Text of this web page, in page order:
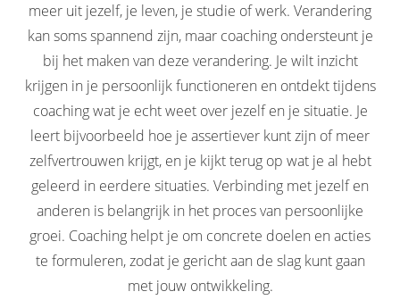
meer uit jezelf, je leven, je studie of werk. Verandering
kan soms spannend zijn, maar coaching ondersteunt je
bij het maken van deze verandering. Je wilt inzicht
krijgen in je persoonlijk functioneren en ontdekt tijdens
coaching wat je echt weet over jezelf en je situatie. Je
leert bijvoorbeeld hoe je assertiever kunt zijn of meer
zelfvertrouwen krijgt, en je kijkt terug op wat je al hebt
geleerd in eerdere situaties. Verbinding met jezelf en
anderen is belangrijk in het proces van persoonlijke
groei. Coaching helpt je om concrete doelen en acties
te formuleren, zodat je gericht aan de slag kunt gaan
met jouw ontwikkeling.